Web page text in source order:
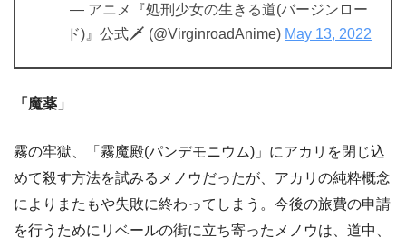
— アニメ『処刑少女の生きる道(バージンロー
ド)』公式🗡 (@VirginroadAnime) May 13, 2022
「魔薬」
霧の牢獄、「霧魔殿(パンデモニウム)」にアカリを閉じ込
めて殺す方法を試みるメノウだったが、アカリの純粋概念
によりまたもや失敗に終わってしまう。今後の旅費の申請
を行うためにリベールの街に立ち寄ったメノウは、道中、